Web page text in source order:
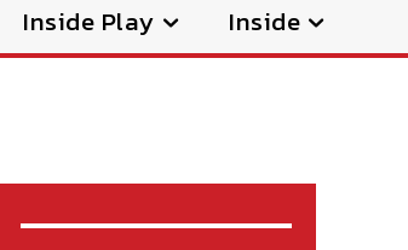
Inside Play Inside